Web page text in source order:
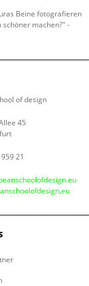
Beine fotografieren
schöner machen?" -
of design
45
21